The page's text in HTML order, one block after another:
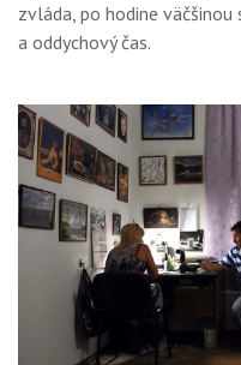
zvláda, po hodine
a oddychový čas.